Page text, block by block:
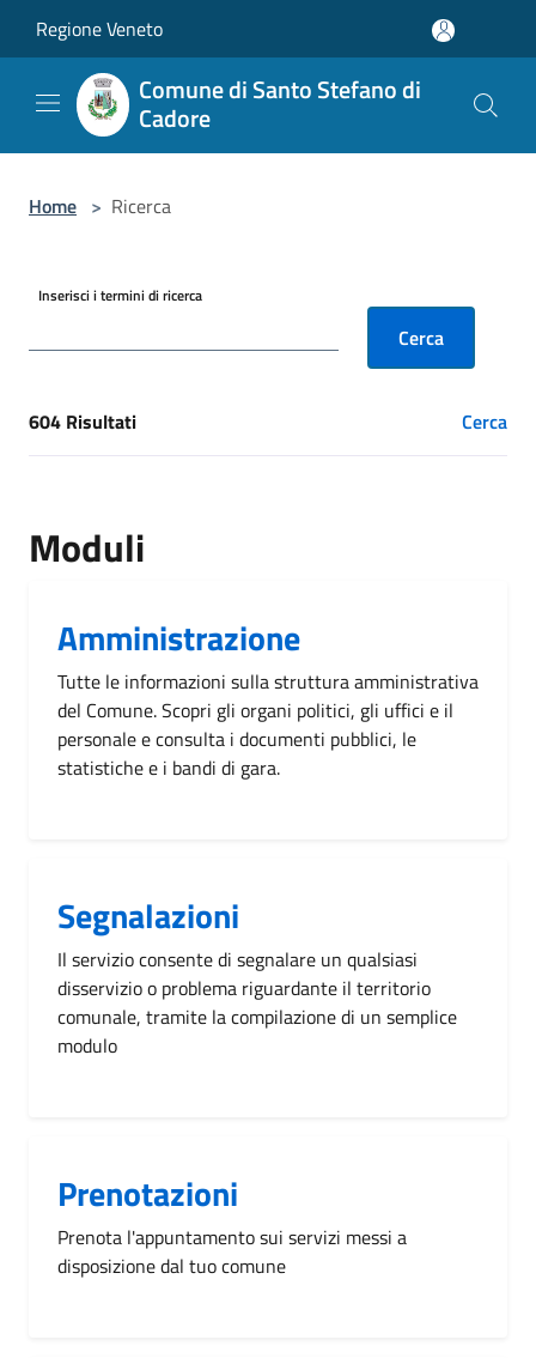
Regione Veneto
Comune di Santo Stefano di
Cadore
Home > Ricerca
Inserisci i termini di ricerca
Cerca
[results] Risultati
604 Risultati Cerca
Moduli
Amministrazione
Tutte le informazioni sulla struttura amministrativa
del Comune. Scopri gli organi politici, gli uffici e il
personale e consulta i documenti pubblici, le
statistiche e i bandi di gara.
Segnalazioni
Il servizio consente di segnalare un qualsiasi
disservizio o problema riguardante il territorio
comunale, tramite la compilazione di un semplice
modulo
Prenotazioni
Prenota l'appuntamento sui servizi messi a
disposizione dal tuo comune